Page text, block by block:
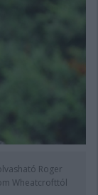
Roger
Wheatcrofttól